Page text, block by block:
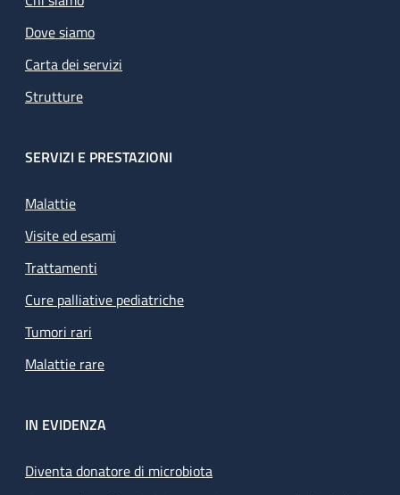
Dove siamo
Carta dei servizi
Strutture
SERVIZI E PRESTAZIONI
Malattie
Visite ed esami
Trattamenti
Cure palliative pediatriche
Tumori rari
Malattie rare
IN EVIDENZA
Diventa donatore di microbiota